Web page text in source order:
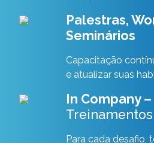
Palestras,
Seminários
Capacitação
e atualizar suas
In Company –
Para cada desafio,